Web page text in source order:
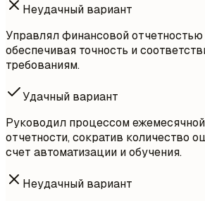
Неудачный вариант
Управлял финансовой отчетностью
обеспечивая точность и
требованиям.
Удачный вариант
Руководил процессом
отчетности, сократив количество
счет автоматизации и обучения.
Неудачный вариант